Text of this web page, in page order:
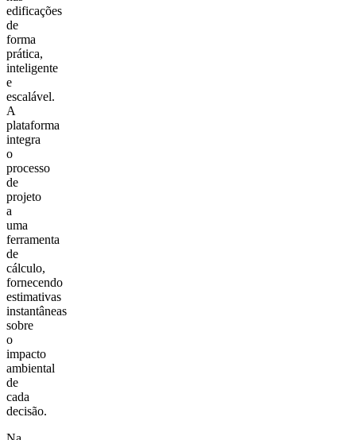
edificações
de
forma
prática,
inteligente
e
escalável.
A
plataforma
integra
o
processo
de
projeto
a
uma
ferramenta
de
cálculo,
fornecendo
estimativas
instantâneas
sobre
o
impacto
ambiental
de
cada
decisão.